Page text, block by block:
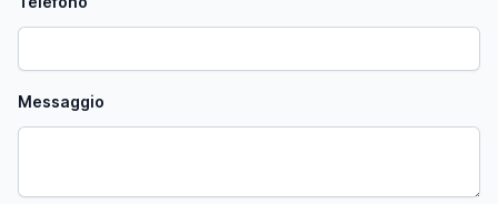
Messaggio